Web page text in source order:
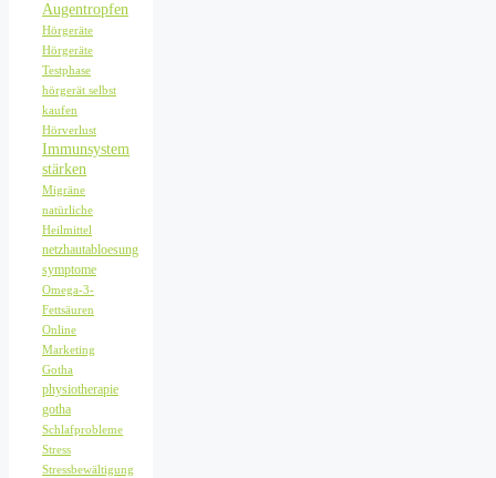
Augentropfen
Hörgeräte
Hörgeräte
Testphase
hörgerät selbst
kaufen
Hörverlust
Immunsystem
stärken
Migräne
natürliche
Heilmittel
netzhautabloesung
symptome
Omega-3-
Fettsäuren
Online
Marketing
Gotha
physiotherapie
gotha
Schlafprobleme
Stress
Stressbewältigung